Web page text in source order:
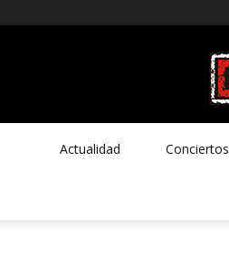
Actualidad Conciertos